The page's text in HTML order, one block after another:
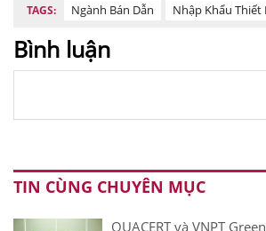
TAGS: Ngành Bán Dẫn Nhập Khẩu Thiết
Bình luận
TIN CÙNG CHUYÊN MỤC
QUACERT và VNPT